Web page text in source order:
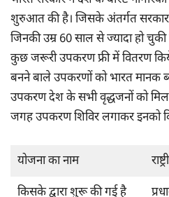
शुरुआत की है। जिसके अंतर्गत सरकार
जिनकी उम्र 60 साल से ज्यादा हो
कुछ जरूरी उपकरण फ्री में वितरण
बनने बाले उपकरणों को भारत मानक
उपकरण देश के सभी वृद्धजनों को
जगह उपकरण शिविर लगाकर इनको
योजना का नाम
किसके द्वारा शुरू की गई है